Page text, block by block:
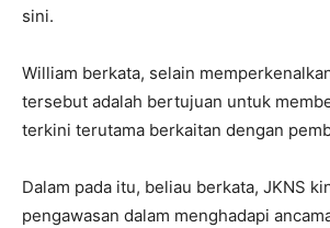
sini.
William berkata, selain
tersebut adalah bertujuan untuk
terkini terutama berkaitan dengan
Dalam pada itu, beliau berkata, JKNS
pengawasan dalam menghadapi